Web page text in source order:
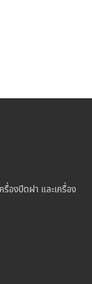
องปิดฝา และเครื่อง